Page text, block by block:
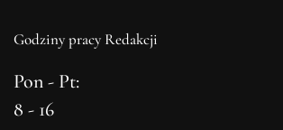
Godziny pracy Redakcji
Pon - Pt:
8 - 16